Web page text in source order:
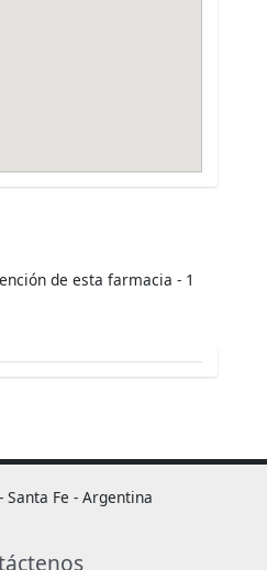
de esta farmacia - 1
Fe - Argentina